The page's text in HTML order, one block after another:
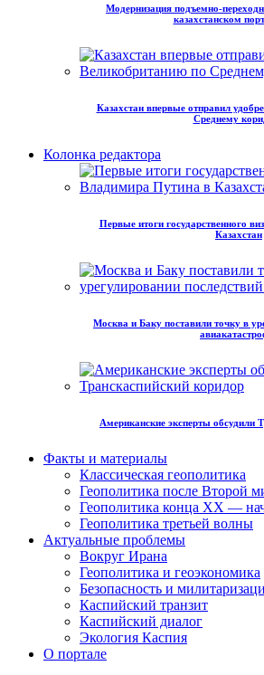
Модернизация подъемно-
казахстанском
Казахстан впервые отправил
Среднему
Колонка редактора
Первые итоги государственного
Казахстан
Москва и Баку поставили точку в
Американские эксперты обсудили
Факты и материалы
Классическая геополитика
Геополитика после Второй
Геополитика конца XX —
Геополитика третьей волны
Актуальные проблемы
Вокруг Ирана
Геополитика и геоэкономика
Безопасность и
Каспийский транзит
Каспийский диалог
Экология Каспия
О портале